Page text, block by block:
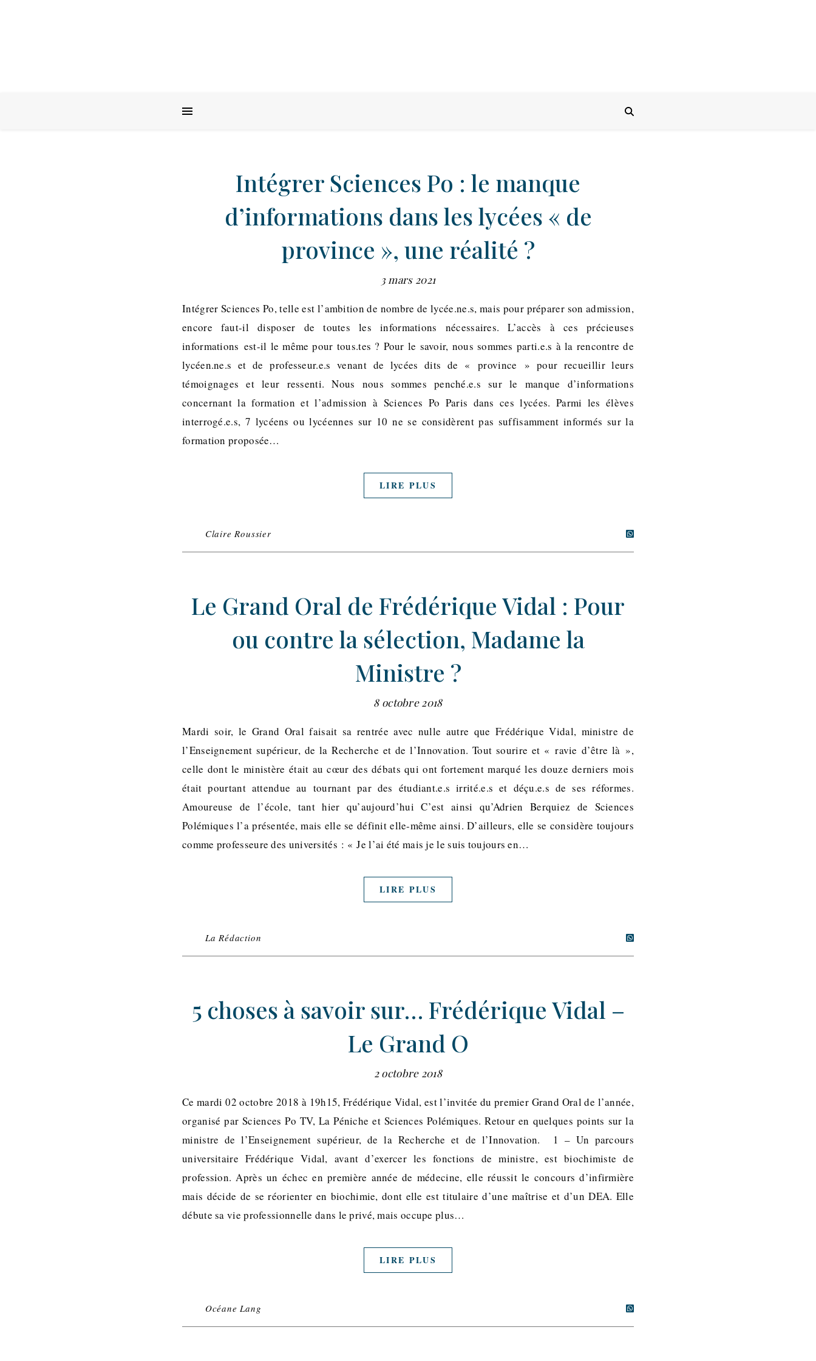
Intégrer Sciences Po : le manque
d’informations dans les lycées « de
province », une réalité ?
3 mars 2021
Intégrer Sciences Po, telle est l’ambition de nombre de lycée.ne.s, mais pour préparer son admission,
encore faut-il disposer de toutes les informations nécessaires. L’accès à ces précieuses
informations est-il le même pour tous.tes ? Pour le savoir, nous sommes parti.e.s à la rencontre de
lycéen.ne.s et de professeur.e.s venant de lycées dits de « province » pour recueillir leurs
témoignages et leur ressenti. Nous nous sommes penché.e.s sur le manque d’informations
concernant la formation et l’admission à Sciences Po Paris dans ces lycées. Parmi les élèves
interrogé.e.s, 7 lycéens ou lycéennes sur 10 ne se considèrent pas suffisamment informés sur la
formation proposée…
LIRE PLUS
Claire Roussier
Le Grand Oral de Frédérique Vidal : Pour
ou contre la sélection, Madame la
Ministre ?
8 octobre 2018
Mardi soir, le Grand Oral faisait sa rentrée avec nulle autre que Frédérique Vidal, ministre de
l’Enseignement supérieur, de la Recherche et de l’Innovation. Tout sourire et « ravie d’être là »,
celle dont le ministère était au cœur des débats qui ont fortement marqué les douze derniers mois
était pourtant attendue au tournant par des étudiant.e.s irrité.e.s et déçu.e.s de ses réformes.
Amoureuse de l’école, tant hier qu’aujourd’hui C’est ainsi qu’Adrien Berquiez de Sciences
Polémiques l’a présentée, mais elle se définit elle-même ainsi. D’ailleurs, elle se considère toujours
comme professeure des universités : « Je l’ai été mais je le suis toujours en…
LIRE PLUS
La Rédaction
5 choses à savoir sur… Frédérique Vidal –
Le Grand O
2 octobre 2018
Ce mardi 02 octobre 2018 à 19h15, Frédérique Vidal, est l’invitée du premier Grand Oral de l’année,
organisé par Sciences Po TV, La Péniche et Sciences Polémiques. Retour en quelques points sur la
ministre de l’Enseignement supérieur, de la Recherche et de l’Innovation. 1 – Un parcours
universitaire Frédérique Vidal, avant d’exercer les fonctions de ministre, est biochimiste de
profession. Après un échec en première année de médecine, elle réussit le concours d’infirmière
mais décide de se réorienter en biochimie, dont elle est titulaire d’une maîtrise et d’un DEA. Elle
débute sa vie professionnelle dans le privé, mais occupe plus…
LIRE PLUS
Océane Lang